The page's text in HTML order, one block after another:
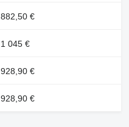
882,50 €
1 045 €
928,90 €
928,90 €